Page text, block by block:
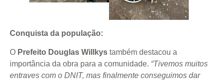
Conquista da população:
O Prefeito Douglas Willkys também destacou a
importância da obra para a comunidade. “Tivemos muitos
entraves com o DNIT, mas finalmente conseguimos dar